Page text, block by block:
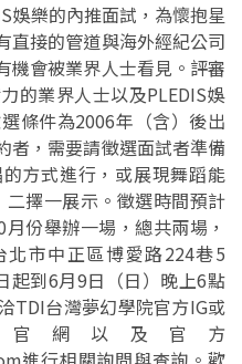
娛樂的內推面試，為懷抱星
直接的管道與海外經紀公司
機會被業界人士看見。評審
的業界人士以及PLEDIS娛
條件為2006年（含）後出
者，需要請徵選面試者準備
方式進行，或展現舞蹈能
擇一展示。徵選時間預計
份舉辦一場，總共兩場，
市中正區博愛路224巷5
起到6月9日（日）晚上6點
TDI台灣夢幻學院官方IG或
官網以及官方